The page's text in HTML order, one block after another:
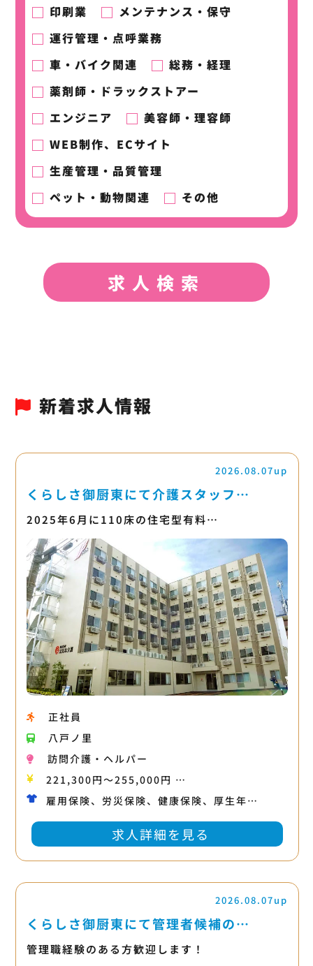
印刷業
メンテナンス・保守
運行管理・点呼業務
車・バイク関連
総務・経理
薬剤師・ドラックストアー
エンジニア
美容師・理容師
WEB制作、ECサイト
生産管理・品質管理
ペット・動物関連
その他
求人検索
新着求人情報
2026.08.07up
くらしさ御厨東にて介護スタッフ…
2025年6月に110床の住宅型有料…
正社員
八戸ノ里
訪問介護・ヘルパー
221,300円〜255,000円 …
雇用保険、労災保険、健康保険、厚生年…
求人詳細を見る
2026.08.07up
くらしさ御厨東にて管理者候補の…
管理職経験のある方歓迎します！